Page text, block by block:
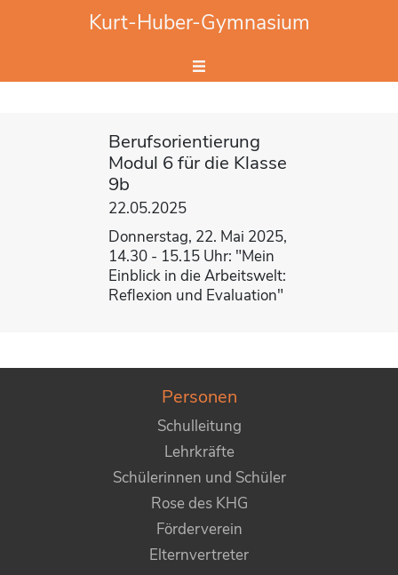
Kurt-Huber-Gymnasium
Berufsorientierung
Modul 6 für die Klasse
9b
22.05.2025
Donnerstag, 22. Mai 2025,
14.30 - 15.15 Uhr: "Mein
Einblick in die Arbeitswelt:
Reflexion und Evaluation"
Personen
Schulleitung
Lehrkräfte
Schülerinnen und Schüler
Rose des KHG
Förderverein
Elternvertreter
Website durchsuchen
Hier Suchbegriff eingeben.